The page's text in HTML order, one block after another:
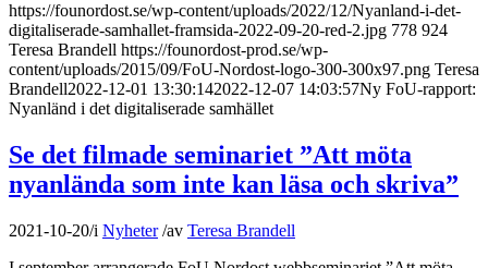
https://founordost.se/wp-content/uploads/2022/12/Nyanland-i-det-
digitaliserade-samhallet-framsida-2022-09-20-red-2.jpg 778 924
Teresa Brandell https://founordost-prod.se/wp-
content/uploads/2015/09/FoU-Nordost-logo-300-300x97.png Teresa
Brandell2022-12-01 13:30:142022-12-07 14:03:57Ny FoU-rapport:
Nyanländ i det digitaliserade samhället
Se det filmade seminariet ”Att möta
nyanlända som inte kan läsa och skriva”
2021-10-20/i Nyheter /av Teresa Brandell